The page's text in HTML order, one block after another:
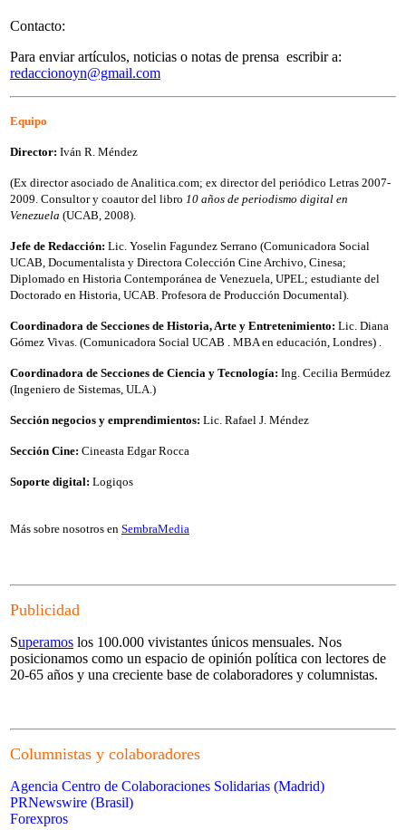
Contacto:
Para enviar artículos, noticias o notas de prensa escribir a:
redaccionoyn@gmail.com
Equipo
Director: Iván R. Méndez
(Ex director asociado de Analitica.com; ex director del periódico Letras 2007-
2009. Consultor y coautor del libro 10 años de periodismo digital en
Venezuela (UCAB, 2008).
Jefe de Redacción: Lic. Yoselin Fagundez Serrano (Comunicadora Social
UCAB, Documentalista y Directora Colección Cine Archivo, Cinesa;
Diplomado en Historia Contemporánea de Venezuela, UPEL; estudiante del
Doctorado en Historia, UCAB. Profesora de Producción Documental).
Coordinadora de Secciones de Historia, Arte y Entretenimiento: Lic. Diana
Gómez Vivas. (Comunicadora Social UCAB . MBA en educación, Londres) .
Coordinadora de Secciones de Ciencia y Tecnología: Ing. Cecilia Bermúdez
(Ingeniero de Sistemas, ULA.)
Sección negocios y emprendimientos: Lic. Rafael J. Méndez
Sección Cine: Cineasta Edgar Rocca
Soporte digital: Logiqos
Más sobre nosotros en SembraMedia
Publicidad
Superamos los 100.000 vivistantes únicos mensuales. Nos
posicionamos como un espacio de opinión política con lectores de
20-65 años y una creciente base de colaboradores y columnistas.
Columnistas y colaboradores
Agencia Centro de Colaboraciones Solidarias (Madrid)
PRNewswire (Brasil)
Forexpros